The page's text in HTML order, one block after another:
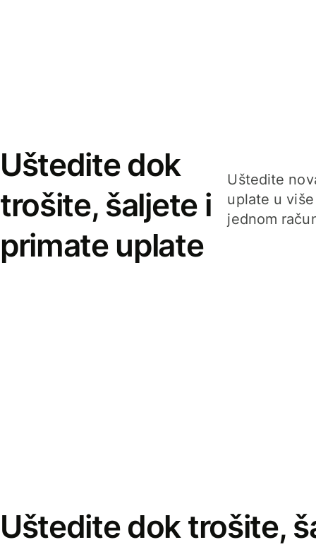
Uštedite dok
trošite, šaljete i
primate uplate
Uštedite
uplate u
jednom
Uštedite dok trošite,